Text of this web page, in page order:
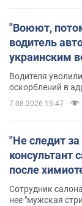
"Воюют,
водитель
украинским
Водителя
оскорблений в
7.08.2026 15:47
"Не следит
консультант
после
Сотрудник
нее "мужская